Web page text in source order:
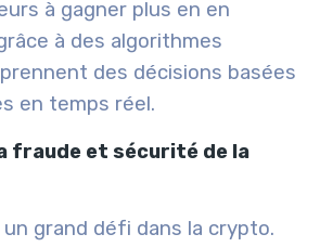
à gagner plus en en
à des algorithmes
des décisions basées
en temps réel.
fraude et sécurité de la
grand défi dans la crypto.